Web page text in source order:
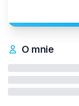
O mnie